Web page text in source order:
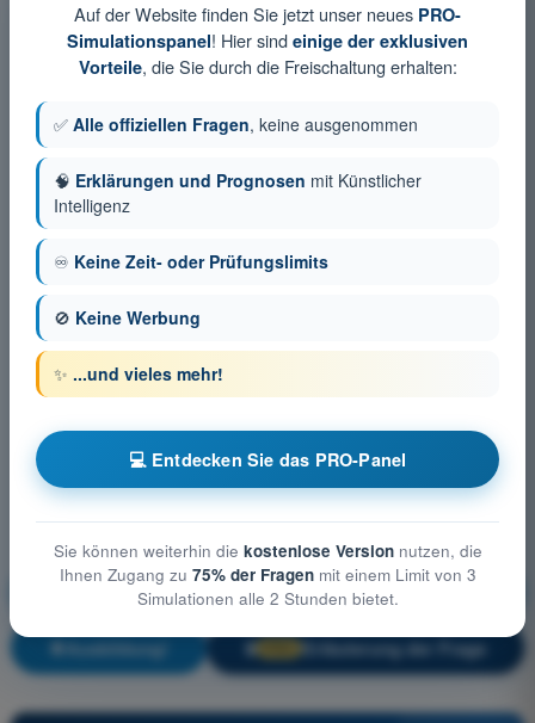
Allgemeine Luftfahrzeugkunde (Gasballon)
Ausbildung! 🔒 Erläuterung der Frage
Auf der Website finden Sie jetzt unser neues PRO-
Simulationspanel! Hier sind einige der exklusiven
Vorteile, die Sie durch die Freischaltung erhalten:
✅ Alle offiziellen Fragen, keine ausgenommen
🧠 Erklärungen und Prognosen mit Künstlicher
Intelligenz
♾️ Keine Zeit- oder Prüfungslimits
🚫 Keine Werbung
✨ ...und vieles mehr!
💻 Entdecken Sie das PRO-Panel
Sie können weiterhin die kostenlose Versionnutzen, die
Ihnen Zugang zu 75% der Fragenmit einem Limit von 3
Simulationen alle 2 Stunden bietet.